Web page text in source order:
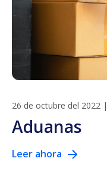
26 de octubre del 2022 |
Aduanas
Leer ahora